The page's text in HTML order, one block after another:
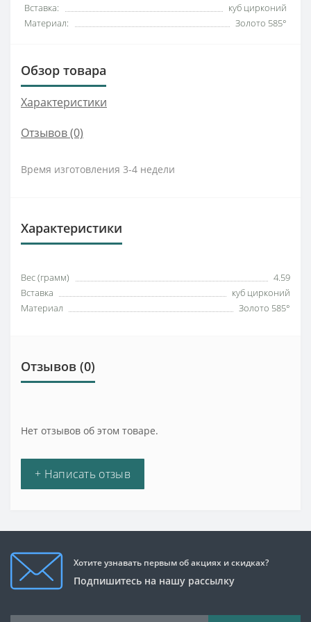
Вставка:
куб цирконий
Материал:
Золото 585°
Обзор товара
Характеристики
Отзывов (0)
Время изготовления 3-4 недели
Характеристики
Вес (грамм)
4.59
Вставка
куб цирконий
Материал
Золото 585°
Отзывов (0)
Нет отзывов об этом товаре.
+ Написать отзыв
Хотите узнавать первым об акциях и скидках?
Подпишитесь на нашу рассылку